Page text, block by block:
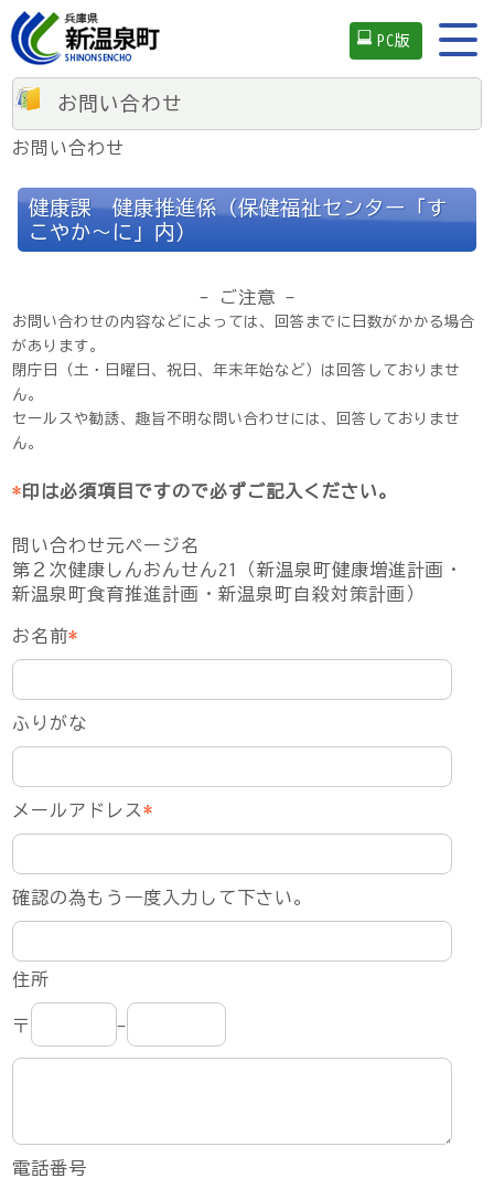
PC版
お問い合わせ
お問い合わせ
健康課 健康推進係（保健福祉センター「す
こやか～に」内）
- ご注意 -
お問い合わせの内容などによっては、回答までに日数がかかる場合
があります。
閉庁日（土・日曜日、祝日、年末年始など）は回答しておりませ
ん。
セールスや勧誘、趣旨不明な問い合わせには、回答しておりませ
ん。
*印は必須項目ですので必ずご記入ください。
問い合わせ元ページ名
第２次健康しんおんせん21（新温泉町健康増進計画・
新温泉町食育推進計画・新温泉町自殺対策計画）
お名前*
ふりがな
メールアドレス*
確認の為もう一度入力して下さい。
住所
〒 -
電話番号